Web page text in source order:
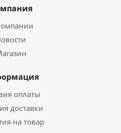
оплаты
доставки
на товар